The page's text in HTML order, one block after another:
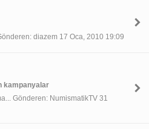
diazem 17 Oca, 2010 19:09
kampanyalar
Gönderen: NumismatikTV 31